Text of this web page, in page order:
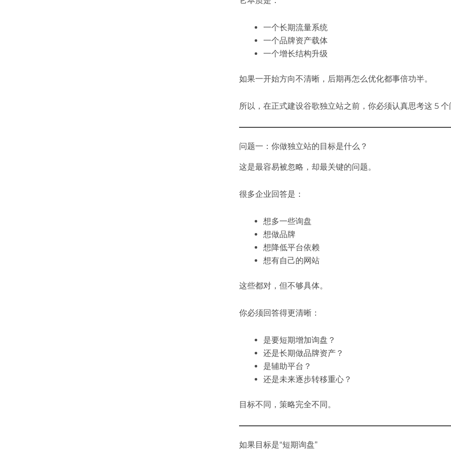
一个长期流量系统
一个品牌资产载体
一个增长结构升级
如果一开始方向不清晰，后期再怎么优化都事倍功半。
所以，在正式建设谷歌独立站之前，你必须认真思考这 5 个
问题一：你做独立站的目标是什么？
这是最容易被忽略，却最关键的问题。
很多企业回答是：
想多一些询盘
想做品牌
想降低平台依赖
想有自己的网站
这些都对，但不够具体。
你必须回答得更清晰：
是要短期增加询盘？
还是长期做品牌资产？
是辅助平台？
还是未来逐步转移重心？
目标不同，策略完全不同。
如果目标是“短期询盘”